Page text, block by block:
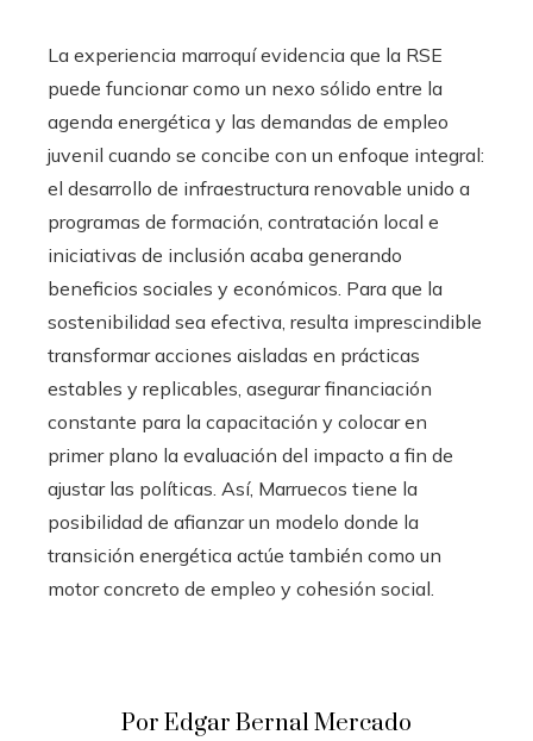
La experiencia marroquí evidencia que la RSE
puede funcionar como un nexo sólido entre la
agenda energética y las demandas de empleo
juvenil cuando se concibe con un enfoque integral:
el desarrollo de infraestructura renovable unido a
programas de formación, contratación local e
iniciativas de inclusión acaba generando
beneficios sociales y económicos. Para que la
sostenibilidad sea efectiva, resulta imprescindible
transformar acciones aisladas en prácticas
estables y replicables, asegurar financiación
constante para la capacitación y colocar en
primer plano la evaluación del impacto a fin de
ajustar las políticas. Así, Marruecos tiene la
posibilidad de afianzar un modelo donde la
transición energética actúe también como un
motor concreto de empleo y cohesión social.
Por Edgar Bernal Mercado